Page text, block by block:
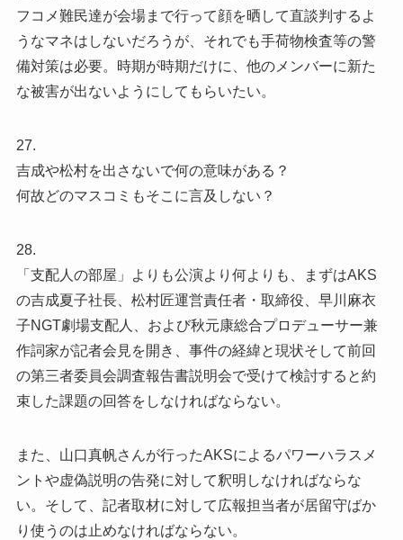
フコメ難民達が会場まで行って顔を晒して直談判するよ
うなマネはしないだろうが、それでも手荷物検査等の警
備対策は必要。時期が時期だけに、他のメンバーに新た
な被害が出ないようにしてもらいたい。
27.
吉成や松村を出さないで何の意味がある？
何故どのマスコミもそこに言及しない？
28.
「支配人の部屋」よりも公演より何よりも、まずはAKS
の吉成夏子社長、松村匠運営責任者・取締役、早川麻衣
子NGT劇場支配人、および秋元康総合プロデューサー兼
作詞家が記者会見を開き、事件の経緯と現状そして前回
の第三者委員会調査報告書説明会で受けて検討すると約
束した課題の回答をしなければならない。
また、山口真帆さんが行ったAKSによるパワーハラスメ
ントや虚偽説明の告発に対して釈明しなければならな
い。そして、記者取材に対して広報担当者が居留守ばか
り使うのは止めなければならない。